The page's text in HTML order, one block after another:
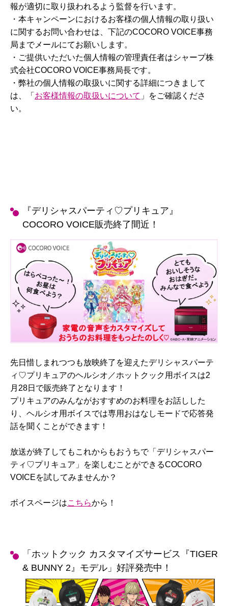
報が適切に取り扱われるよう監督を行います。
・本キャンペーンにおけるお客様の個人情報の取り扱い
に関するお問い合わせは、下記のCOCORO VOICE事務
局までメールにてお願いします。
・ご提供いただいた個人情報の管理責任者はシャープ株
式会社COCORO VOICE事務局長です。
・弊社の個人情報の取扱いに関する詳細につきまして
は、「 お客様情報の取扱いについて 」をご確認くださ
い。
『デリシャスパーティ♡プリキュア』
COCORO VOICE販売終了間近！
先日惜しまれつつも放映終了を迎えたデリシャスパーテ
ィ♡プリキュアのヘルシオ／ホットクック用ボイスは2
月28日で販売終了となります！
プリキュアのみんながおすすめのお料理をお話しした
り、ヘルシオ用ボイスでは専用おはなしモードで応答発
話を聞くことができます！
放送が終了してもこれからもおうちで「デリシャスパー
ティ♡プリキュア」を楽しむことができるCOCORO
VOICEを試してみませんか？
ボイスページはこちらから！
「ホットクック カスタマイズサービス『TIGER
& BUNNY 2』モデル」好評発売中！